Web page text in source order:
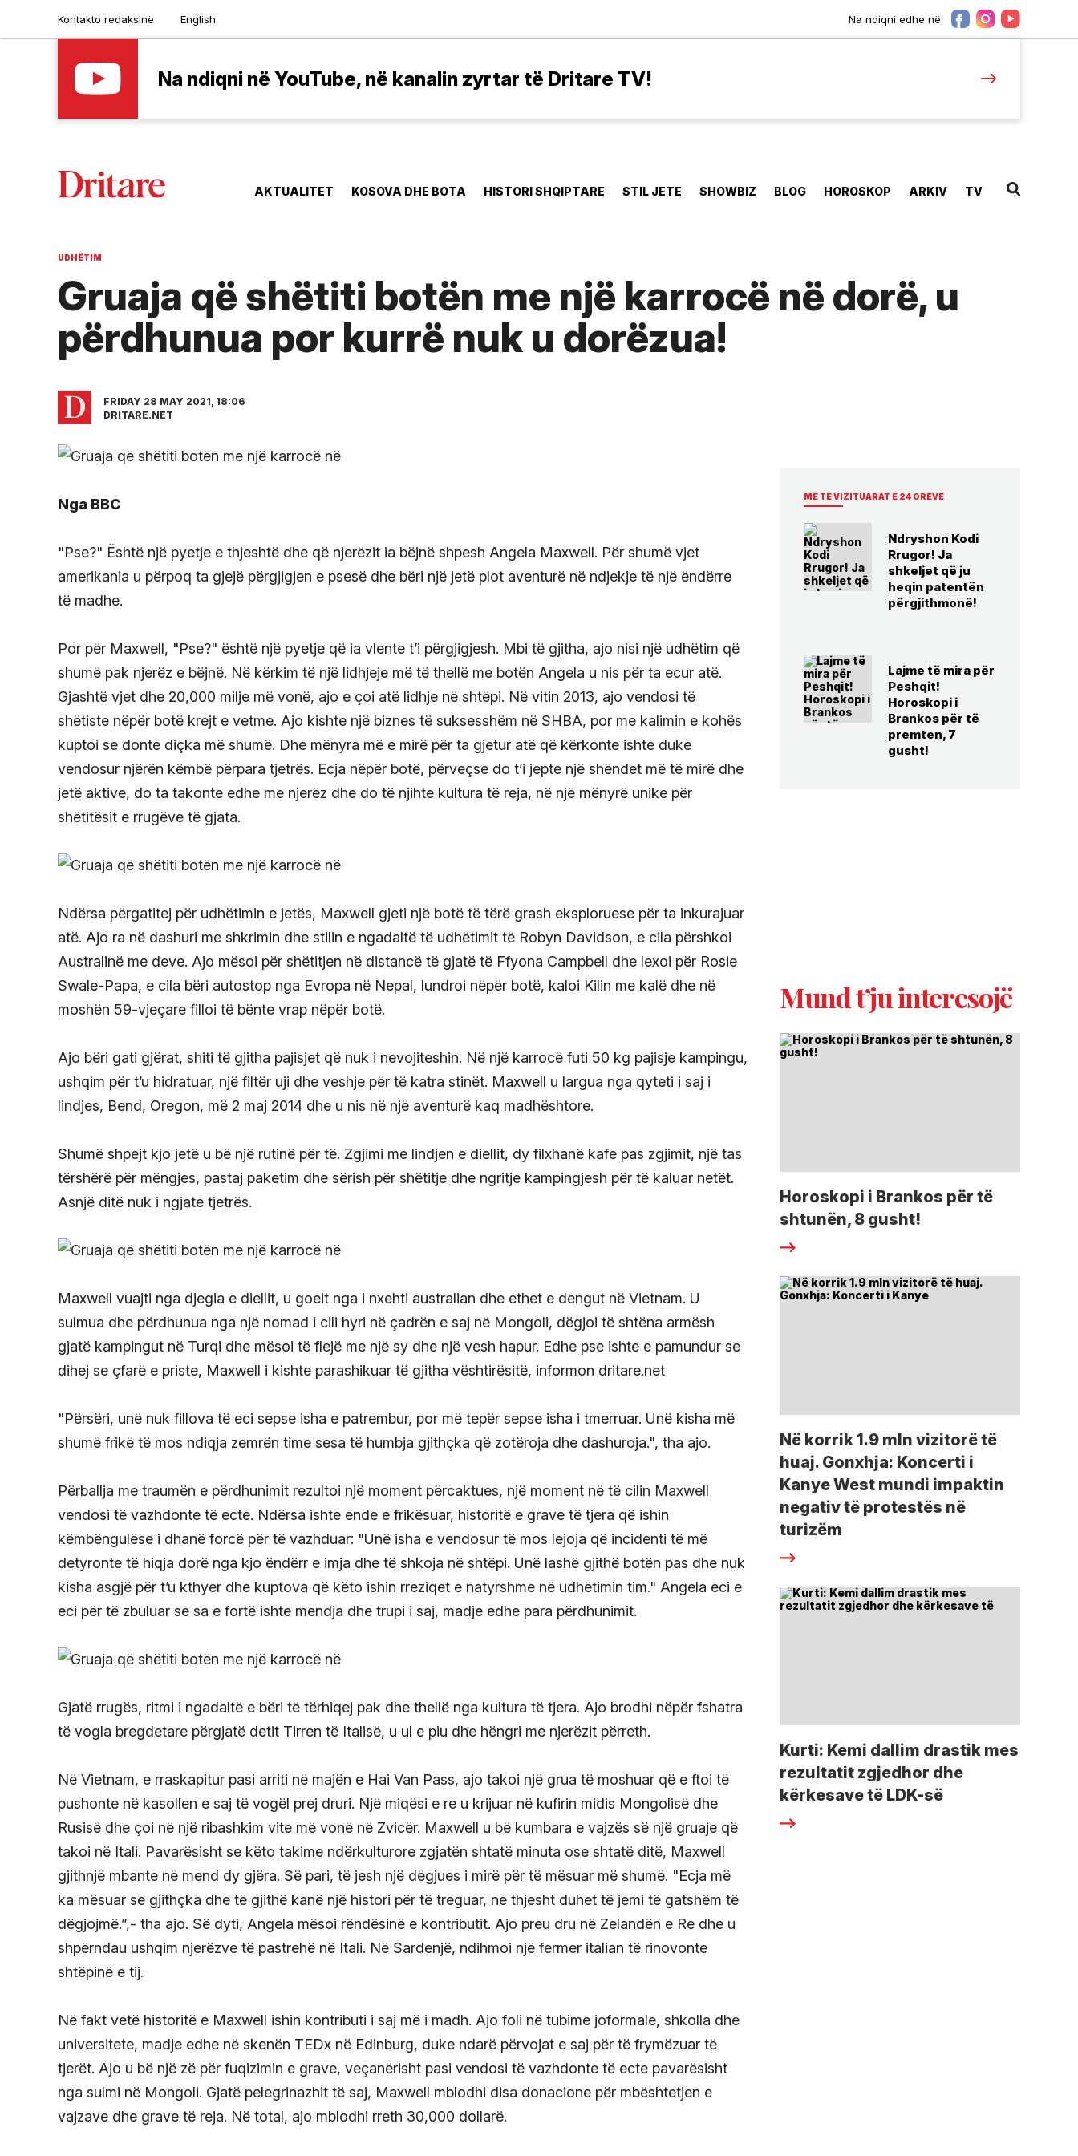
Kontakto redaksinë English Na ndiqni edhe në
Na ndiqni në YouTube, në kanalin zyrtar të Dritare TV!
AKTUALITET KOSOVA DHE BOTA HISTORI SHQIPTARE STIL JETE SHOWBIZ BLOG HOROSKOP ARKIV TV
UDHËTIM
Gruaja që shëtiti botën me një karrocë në dorë, u
përdhunua por kurrë nuk u dorëzua!
FRIDAY 28 MAY 2021, 18:06
DRITARE.NET
Nga BBC
"Pse?" Është një pyetje e thjeshtë dhe që njerëzit ia bëjnë shpesh Angela Maxwell. Për shumë vjet
amerikania u përpoq ta gjejë përgjigjen e psesë dhe bëri një jetë plot aventurë në ndjekje të një ëndërre
të madhe.
Por për Maxwell, "Pse?" është një pyetje që ia vlente t’i përgjigjesh. Mbi të gjitha, ajo nisi një udhëtim që
shumë pak njerëz e bëjnë. Në kërkim të një lidhjeje më të thellë me botën Angela u nis për ta ecur atë.
Gjashtë vjet dhe 20,000 milje më vonë, ajo e çoi atë lidhje në shtëpi. Në vitin 2013, ajo vendosi të
shëtiste nëpër botë krejt e vetme. Ajo kishte një biznes të suksesshëm në SHBA, por me kalimin e kohës
kuptoi se donte diçka më shumë. Dhe mënyra më e mirë për ta gjetur atë që kërkonte ishte duke
vendosur njërën këmbë përpara tjetrës. Ecja nëpër botë, përveçse do t’i jepte një shëndet më të mirë dhe
jetë aktive, do ta takonte edhe me njerëz dhe do të njihte kultura të reja, në një mënyrë unike për
shëtitësit e rrugëve të gjata.
Ndërsa përgatitej për udhëtimin e jetës, Maxwell gjeti një botë të tërë grash eksploruese për ta inkurajuar
atë. Ajo ra në dashuri me shkrimin dhe stilin e ngadaltë të udhëtimit të Robyn Davidson, e cila përshkoi
Australinë me deve. Ajo mësoi për shëtitjen në distancë të gjatë të Ffyona Campbell dhe lexoi për Rosie
Swale-Papa, e cila bëri autostop nga Evropa në Nepal, lundroi nëpër botë, kaloi Kilin me kalë dhe në
moshën 59-vjeçare filloi të bënte vrap nëpër botë.
Ajo bëri gati gjërat, shiti të gjitha pajisjet që nuk i nevojiteshin. Në një karrocë futi 50 kg pajisje kampingu,
ushqim për t’u hidratuar, një filtër uji dhe veshje për të katra stinët. Maxwell u largua nga qyteti i saj i
lindjes, Bend, Oregon, më 2 maj 2014 dhe u nis në një aventurë kaq madhështore.
Shumë shpejt kjo jetë u bë një rutinë për të. Zgjimi me lindjen e diellit, dy filxhanë kafe pas zgjimit, një tas
tërshërë për mëngjes, pastaj paketim dhe sërish për shëtitje dhe ngritje kampingjesh për të kaluar netët.
Asnjë ditë nuk i ngjate tjetrës.
Maxwell vuajti nga djegia e diellit, u goeit nga i nxehti australian dhe ethet e dengut në Vietnam. U
sulmua dhe përdhunua nga një nomad i cili hyri në çadrën e saj në Mongoli, dëgjoi të shtëna armësh
gjatë kampingut në Turqi dhe mësoi të flejë me një sy dhe një vesh hapur. Edhe pse ishte e pamundur se
dihej se çfarë e priste, Maxwell i kishte parashikuar të gjitha vështirësitë, informon dritare.net
"Përsëri, unë nuk fillova të eci sepse isha e patrembur, por më tepër sepse isha i tmerruar. Unë kisha më
shumë frikë të mos ndiqja zemrën time sesa të humbja gjithçka që zotëroja dhe dashuroja.", tha ajo.
Përballja me traumën e përdhunimit rezultoi një moment përcaktues, një moment në të cilin Maxwell
vendosi të vazhdonte të ecte. Ndërsa ishte ende e frikësuar, historitë e grave të tjera që ishin
këmbëngulëse i dhanë forcë për të vazhduar: "Unë isha e vendosur të mos lejoja që incidenti të më
detyronte të hiqja dorë nga kjo ëndërr e imja dhe të shkoja në shtëpi. Unë lashë gjithë botën pas dhe nuk
kisha asgjë për t’u kthyer dhe kuptova që këto ishin rreziqet e natyrshme në udhëtimin tim." Angela eci e
eci për të zbuluar se sa e fortë ishte mendja dhe trupi i saj, madje edhe para përdhunimit.
Gjatë rrugës, ritmi i ngadaltë e bëri të tërhiqej pak dhe thellë nga kultura të tjera. Ajo brodhi nëpër fshatra
të vogla bregdetare përgjatë detit Tirren të Italisë, u ul e piu dhe hëngri me njerëzit përreth.
Në Vietnam, e rraskapitur pasi arriti në majën e Hai Van Pass, ajo takoi një grua të moshuar që e ftoi të
pushonte në kasollen e saj të vogël prej druri. Një miqësi e re u krijuar në kufirin midis Mongolisë dhe
Rusisë dhe çoi në një ribashkim vite më vonë në Zvicër. Maxwell u bë kumbara e vajzës së një gruaje që
takoi në Itali. Pavarësisht se këto takime ndërkulturore zgjatën shtatë minuta ose shtatë ditë, Maxwell
gjithnjë mbante në mend dy gjëra. Së pari, të jesh një dëgjues i mirë për të mësuar më shumë. "Ecja më
ka mësuar se gjithçka dhe të gjithë kanë një histori për të treguar, ne thjesht duhet të jemi të gatshëm të
dëgjojmë.”,- tha ajo. Së dyti, Angela mësoi rëndësinë e kontributit. Ajo preu dru në Zelandën e Re dhe u
shpërndau ushqim njerëzve të pastrehë në Itali. Në Sardenjë, ndihmoi një fermer italian të rinovonte
shtëpinë e tij.
Në fakt vetë historitë e Maxwell ishin kontributi i saj më i madh. Ajo foli në tubime joformale, shkolla dhe
universitete, madje edhe në skenën TEDx në Edinburg, duke ndarë përvojat e saj për të frymëzuar të
tjerët. Ajo u bë një zë për fuqizimin e grave, veçanërisht pasi vendosi të vazhdonte të ecte pavarësisht
nga sulmi në Mongoli. Gjatë pelegrinazhit të saj, Maxwell mblodhi disa donacione për mbështetjen e
vajzave dhe grave të reja. Në total, ajo mblodhi rreth 30,000 dollarë.
ME TE VIZITUARAT E 24 OREVE
Ndryshon Kodi
Rrugor! Ja
shkeljet që ju
heqin patentën
përgjithmonë!
Lajme të mira për
Peshqit!
Horoskopi i
Brankos për të
premten, 7
gusht!
Mund t’ju interesojë
Horoskopi i Brankos për të
shtunën, 8 gusht!
Në korrik 1.9 mln vizitorë të
huaj. Gonxhja: Koncerti i
Kanye West mundi impaktin
negativ të protestës në
turizëm
Kurti: Kemi dallim drastik mes
rezultatit zgjedhor dhe
kërkesave të LDK-së